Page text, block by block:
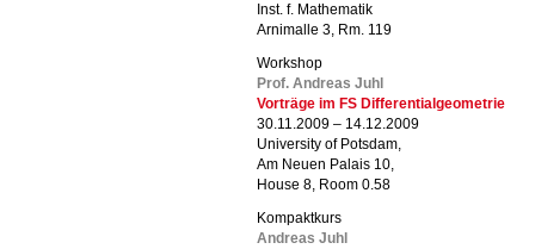
Inst. f. Mathematik
Arnimalle 3, Rm. 119
Workshop
Prof. Andreas Juhl
Vorträge im FS Differentialgeometrie
30.11.2009 – 14.12.2009
University of Potsdam,
Am Neuen Palais 10,
House 8, Room 0.58
Kompaktkurs
Andreas Juhl